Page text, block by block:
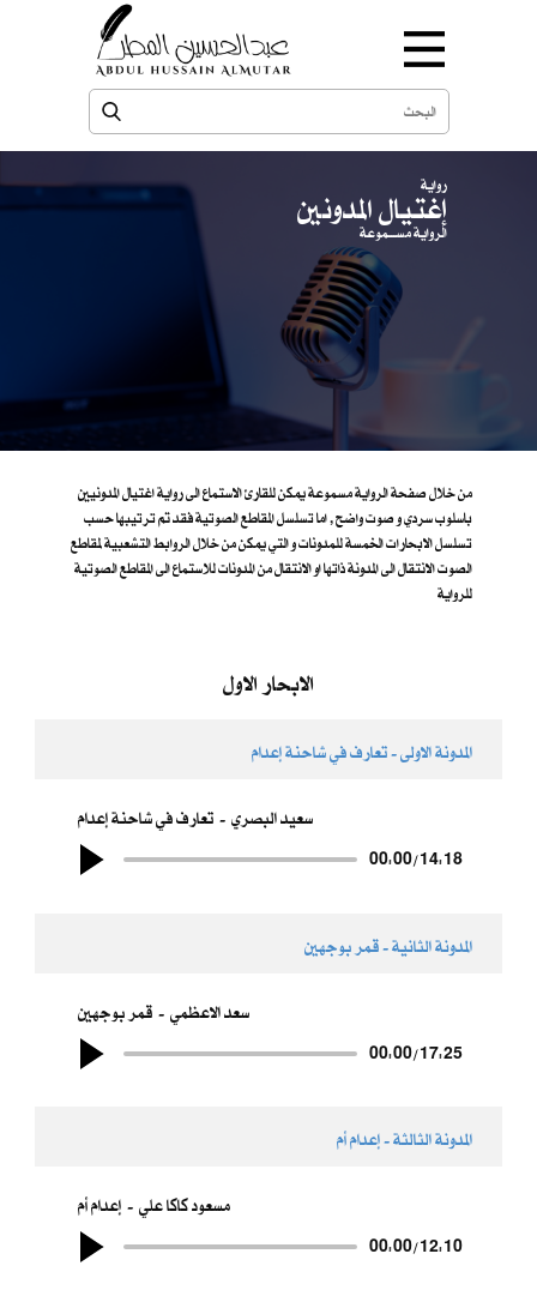
رواية
إغتيال المدونين
الرواية مســـموعة
من خلال صفحة الرواية مسموعة يمكن للقارئ الاستماع الى رواية اغتيال المدونيين
باسلوب سردي و صوت واضح , اما تسلسل المقاطع الصوتية فقد تم ترتيبها حسب
تسلسل الابحارات الخمسة للمدونات و التي يمكن من خلال الروابط التشعبية لمقاطع
الصوت الانتقال الى المدونة ذاتها او الانتقال من المدونات للاستماع الى المقاطع الصوتية
للرواية
الابحار الاول
المدونة الاولى - تعارف في شاحنة إعدام
تعارف في شاحنة إعدام سعيد البصري
00:00/14:18
المدونة الثانية - قمر بوجهين
قمر بوجهين سعد الاعظمي
00:00/17:25
المدونة الثالثة - إعدام أم
إعدام أم مسعود كاكا علي
00:00/12:10